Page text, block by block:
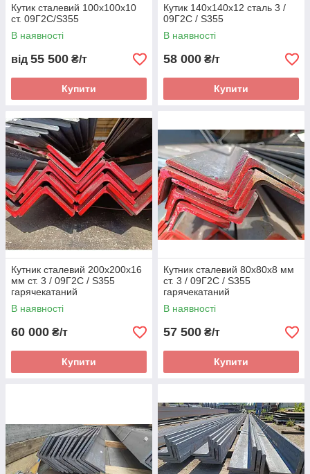
Кутик сталевий 100х100х10
ст. 09Г2С/S355
В наявності
від 55 500 ₴/т
Купити
Кутик 140х140х12 сталь 3 /
09Г2С / S355
В наявності
58 000 ₴/т
Купити
Кутник сталевий 200х200х16
мм ст. 3 / 09Г2С / S355
гарячекатаний
В наявності
60 000 ₴/т
Купити
Кутник сталевий 80х80х8 мм
ст. 3 / 09Г2С / S355
гарячекатаний
В наявності
57 500 ₴/т
Купити